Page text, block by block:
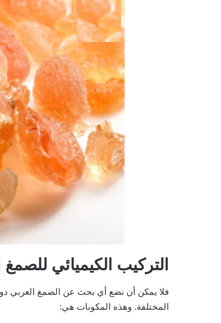
التركيب الكيميائي
فلا يمكن أن نضع أي بحث عن الصمغ العربي
المختلفة. وهذه المكونات هي: